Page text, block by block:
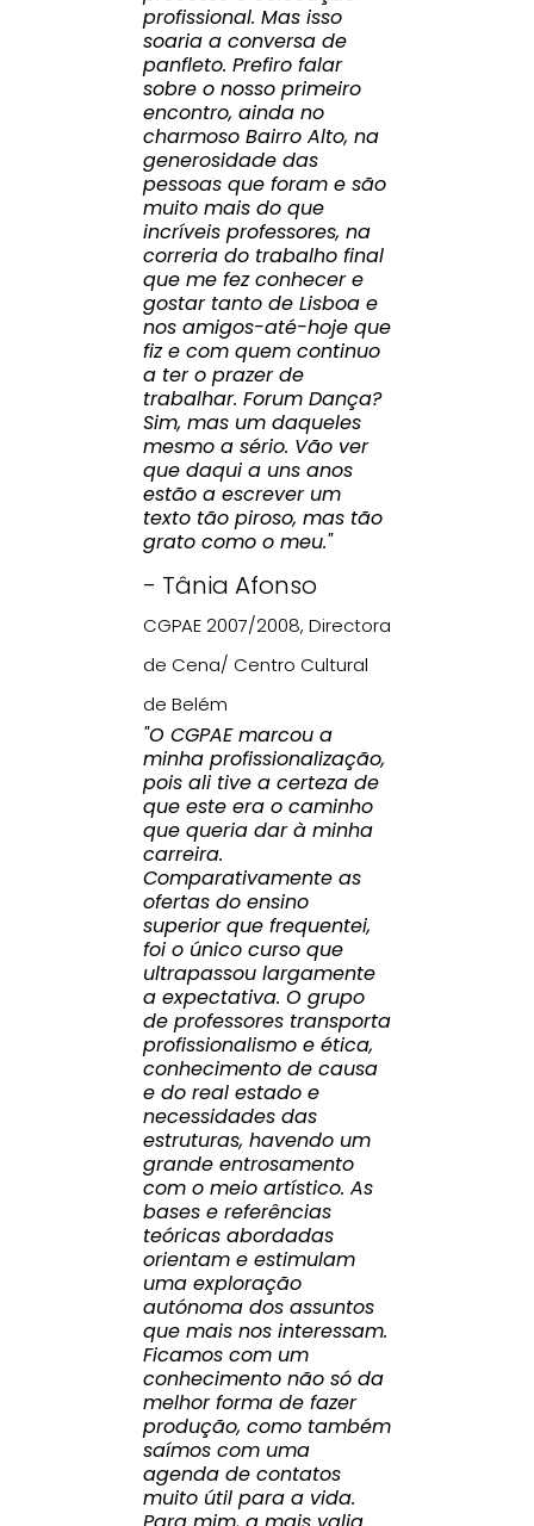
profissional. Mas isso
soaria a conversa de
panfleto. Prefiro falar
sobre o nosso primeiro
encontro, ainda no
charmoso Bairro Alto, na
generosidade das
pessoas que foram e são
muito mais do que
incríveis professores, na
correria do trabalho final
que me fez conhecer e
gostar tanto de Lisboa e
nos amigos-até-hoje que
fiz e com quem continuo
a ter o prazer de
trabalhar. Forum Dança?
Sim, mas um daqueles
mesmo a sério. Vão ver
que daqui a uns anos
estão a escrever um
texto tão piroso, mas tão
grato como o meu."
- Tânia Afonso
CGPAE 2007/2008, Directora
de Cena/ Centro Cultural
de Belém
"O CGPAE marcou a
minha profissionalização,
pois ali tive a certeza de
que este era o caminho
que queria dar à minha
carreira.
Comparativamente as
ofertas do ensino
superior que frequentei,
foi o único curso que
ultrapassou largamente
a expectativa. O grupo
de professores transporta
profissionalismo e ética,
conhecimento de causa
e do real estado e
necessidades das
estruturas, havendo um
grande entrosamento
com o meio artístico. As
bases e referências
teóricas abordadas
orientam e estimulam
uma exploração
autónoma dos assuntos
que mais nos interessam.
Ficamos com um
conhecimento não só da
melhor forma de fazer
produção, como também
saímos com uma
agenda de contatos
muito útil para a vida.